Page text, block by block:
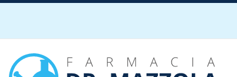
Passa
principale
Farmacia
Mazzola